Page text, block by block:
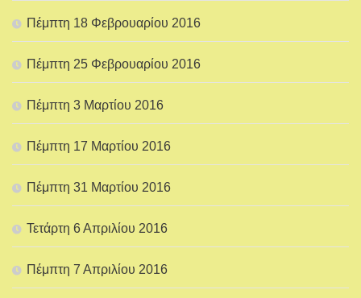
Πέμπτη 18 Φεβρουαρίου 2016
Πέμπτη 25 Φεβρουαρίου 2016
Πέμπτη 3 Μαρτίου 2016
Πέμπτη 17 Μαρτίου 2016
Πέμπτη 31 Μαρτίου 2016
Τετάρτη 6 Απριλίου 2016
Πέμπτη 7 Απριλίου 2016